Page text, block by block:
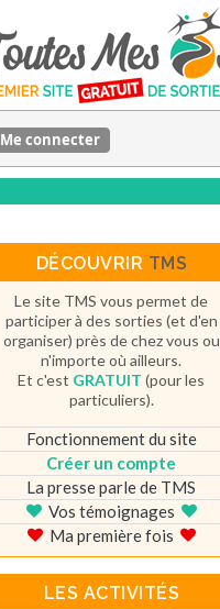
Me connecter
DÉCOUVRIR TMS
Le site TMS vous permet de
participer à des sorties (et d'en
organiser) près de chez vous ou
n'importe où ailleurs.
Et c'est GRATUIT (pour les
particuliers).
Fonctionnement du site
Créer un compte
La presse parle de TMS
Vos témoignages
Ma première fois
LES ACTIVITÉS